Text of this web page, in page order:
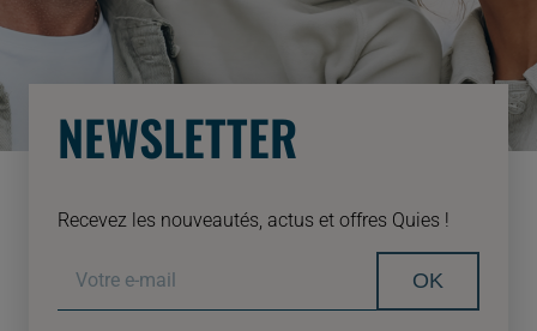
NEWSLETTER
Recevez les nouveautés, actus et offres Quies !
OK